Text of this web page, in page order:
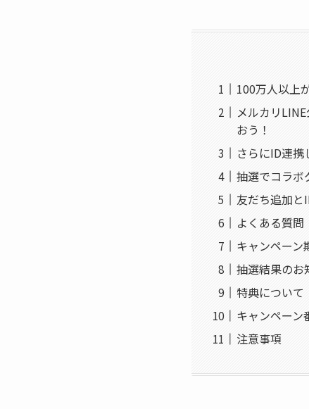
100万人以上
メルカリ
おう！
さらにID連
抽選でコラボ
友だち追加と
よくある質問
キャンペーン
抽選結果のお
特典について
キャンペーン
注意事項